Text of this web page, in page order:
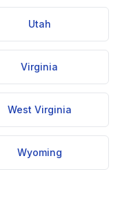
Utah
Virginia
West Virginia
Wyoming